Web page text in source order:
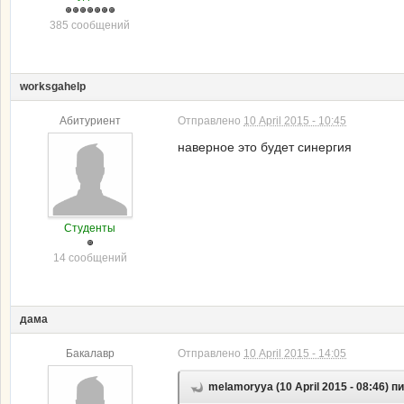
385 сообщений
worksgahelp
Абитуриент
Студенты
14 сообщений
Отправлено 10 April 2015 - 10:45
наверное это будет синергия
дама
Бакалавр Отправлено 10 April 2015 - 14:05
melamoryya (10 April 2015 - 08:46)